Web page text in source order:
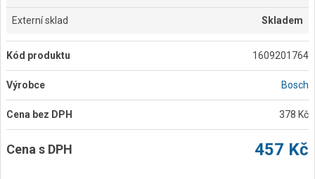
Externí sklad Skladem
Kód produktu 1609201764
Výrobce Bosch
Cena bez DPH 378 Kč
Cena s DPH 457 Kč